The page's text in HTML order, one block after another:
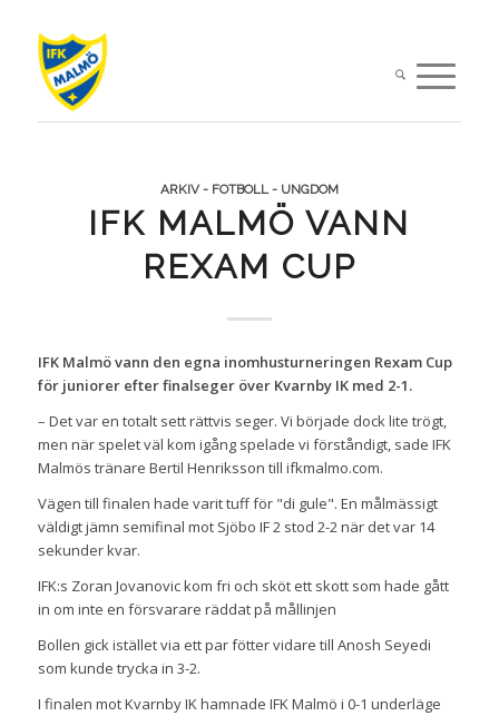
ARKIV - FOTBOLL - UNGDOM
IFK MALMÖ VANN
REXAM CUP
IFK Malmö vann den egna inomhusturneringen Rexam Cup
för juniorer efter finalseger över Kvarnby IK med 2-1.
– Det var en totalt sett rättvis seger. Vi började dock lite trögt,
men när spelet väl kom igång spelade vi förståndigt, sade IFK
Malmös tränare Bertil Henriksson till ifkmalmo.com.
Vägen till finalen hade varit tuff för "di gule". En målmässigt
väldigt jämn semifinal mot Sjöbo IF 2 stod 2-2 när det var 14
sekunder kvar.
IFK:s Zoran Jovanovic kom fri och sköt ett skott som hade gått
in om inte en försvarare räddat på mållinjen
Bollen gick istället via ett par fötter vidare till Anosh Seyedi
som kunde trycka in 3-2.
I finalen mot Kvarnby IK hamnade IFK Malmö i 0-1 underläge